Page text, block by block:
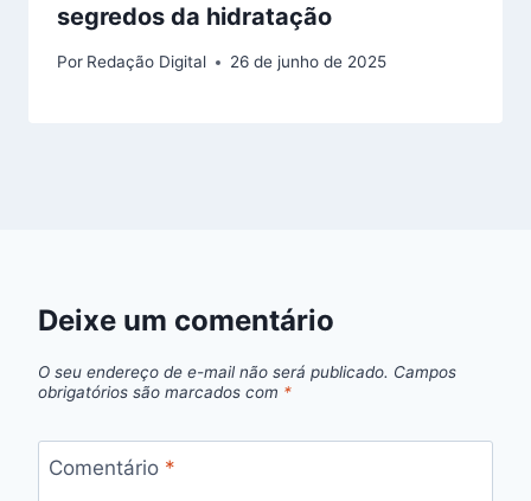
segredos da hidratação
Por Redação Digital 26 de junho de 2025
Deixe um comentário
O seu endereço de e-mail não será publicado. Campos
obrigatórios são marcados com *
Comentário *